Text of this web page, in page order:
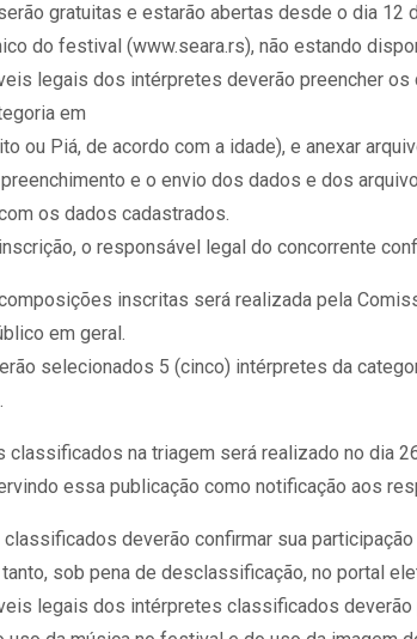
gratuitas e estarão abertas desde o dia
do festival (www.seara.rs), não estando
legais dos intérpretes deverão preencher
em
ou Piá, de acordo com a idade), e anexar
e o envio dos dados e dos
os dados cadastrados.
o responsável legal do concorrente
inscritas será realizada pela
em geral.
selecionados 5 (cinco) intérpretes da
classificados na triagem será realizado no dia
essa publicação como notificação aos
deverão confirmar sua
sob pena de desclassificação, no portal
legais dos intérpretes classificados